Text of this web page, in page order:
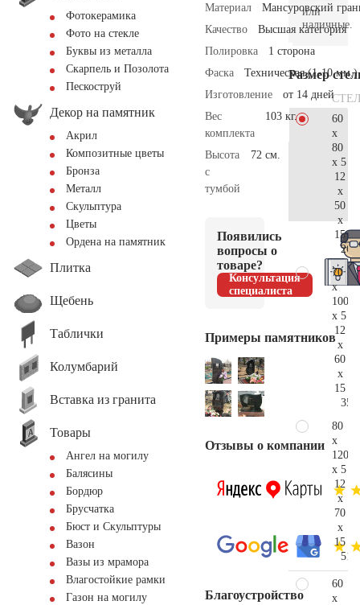
Фотокерамика
Фото на стекле
Буквы из металла
Скарпель и Позолота
Пескоструй
Декор на памятник
Акрил
Композитные цветы
Бронза
Металл
Скульптура
Цветы
Ордена на памятник
Плитка
Щебень
Таблички
Колумбарий
Вставка из гранита
Товары
Ангел на могилу
Балясины
Бордюр
Брусчатка
Бюст и Скульптуры
Вазон
Вазы из мрамора
Влагостойкие рамки
Газон на могилу
Материал
Мансуровский
Качество
Высшая категория
Полировка
1 сторона
Фаска
Техническая (1-10 мм.)
Изготовление
от 14 дней
Вес
комплекта
103 кг.
Высота
с
тумбой
72 см.
Появились
вопросы о
товаре?
Консультация
специалиста
Примеры памятников
Отзывы о компании
Благоустройство
или
наличные.
Размер
60
x
80
x 5
12
x
50
x
15
70
x
100
x 5
12
x
60
x
15
80
x
120
x 5
12
x
70
x
15
60
x